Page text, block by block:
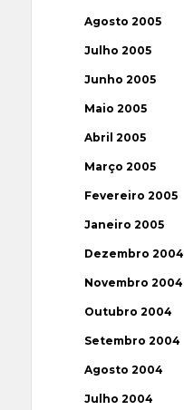
Agosto 2005
Julho 2005
Junho 2005
Maio 2005
Abril 2005
Março 2005
Fevereiro 2005
Janeiro 2005
Dezembro 2004
Novembro 2004
Outubro 2004
Setembro 2004
Agosto 2004
Julho 2004